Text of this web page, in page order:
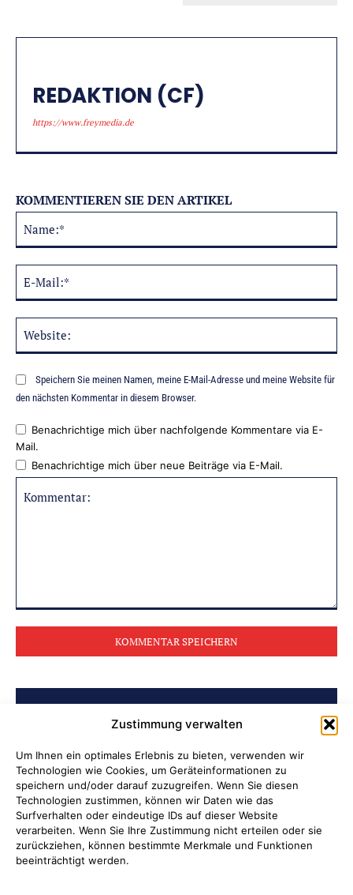
Zustimmung verwalten
Um Ihnen ein optimales Erlebnis zu bieten, verwenden wir
Technologien wie Cookies, um Geräteinformationen zu
speichern und/oder darauf zuzugreifen. Wenn Sie diesen
Technologien zustimmen, können wir Daten wie das
Surfverhalten oder eindeutige IDs auf dieser Website
verarbeiten. Wenn Sie Ihre Zustimmung nicht erteilen oder sie
zurückziehen, können bestimmte Merkmale und Funktionen
beeinträchtigt werden.
REDAKTION (CF)
https://www.freymedia.de
KOMMENTIEREN SIE DEN ARTIKEL
Speichern Sie meinen Namen, meine E-Mail-Adresse und meine Website für
den nächsten Kommentar in diesem Browser.
Benachrichtige mich über nachfolgende Kommentare via E-
Mail.
Benachrichtige mich über neue Beiträge via E-Mail.
BELIEBTE BEITRÄGE
Soldatenleben damals und heute
Verantwortung übernehmen, wenn
Kinder Schutz und Orientierung
brauchen
Ni hao in Attendorn